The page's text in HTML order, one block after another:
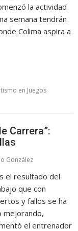
la actividad
semana tendrán
Colima aspira a
en Juegos
Carrera”:
González
el resultado del
que con
y fallos se ha
mejorando,
el entrenador